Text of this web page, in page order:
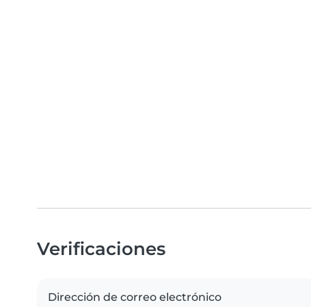
Verificaciones
Dirección de correo electrónico